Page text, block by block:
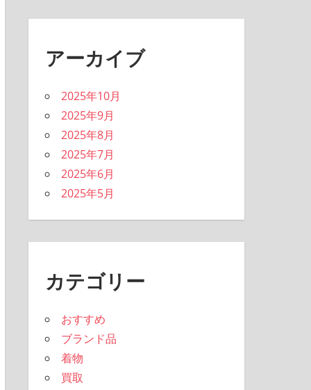
アーカイブ
2025年10月
2025年9月
2025年8月
2025年7月
2025年6月
2025年5月
カテゴリー
おすすめ
ブランド品
着物
買取